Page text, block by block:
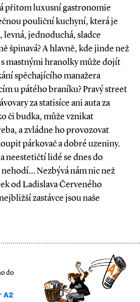
přitom luxusní gastronomie
pouliční kuchyní, která je
levná, jednoduchá, sladce
špinavá? A hlavně, kde jinde než
mastnými hranolky může dojít
spěchajícího manažera
u pátého braníku? Pravý street
za statisíce ani auta za
či budka, může vznikat
a zvládne ho provozovat
párkovač a dobré uzeniny.
neestetičtí lidé se dnes do
Nezbývá nám nic než
od Ladislava Červeného
zastávce jsou naše
do
A2